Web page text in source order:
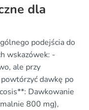
dla
podejścia do
wskazówek: -
ale przy
dawkę po
Dawkowanie
800 mg),